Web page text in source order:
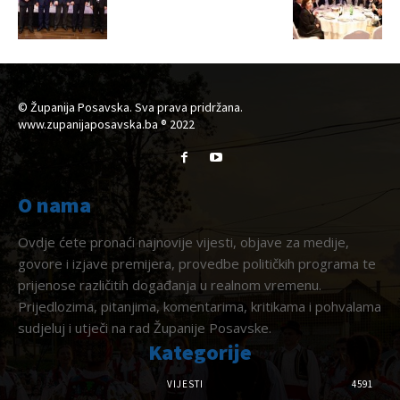
© Županija Posavska. Sva prava pridržana.
www.zupanijaposavska.ba ® 2022
O nama
Ovdje ćete pronaći najnovije vijesti, objave za medije,
govore i izjave premijera, provedbe političkih programa te
prijenose različitih događanja u realnom vremenu.
Prijedlozima, pitanjima, komentarima, kritikama i pohvalama
sudjeluj i utječi na rad Županije Posavske.
Kategorije
VIJESTI
4591